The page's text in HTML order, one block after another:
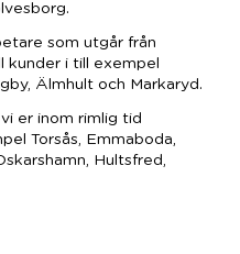
som utgår från
kunder i till exempel
Älmhult och Markaryd.
er inom rimlig tid
Torsås, Emmaboda,
Hultsfred,